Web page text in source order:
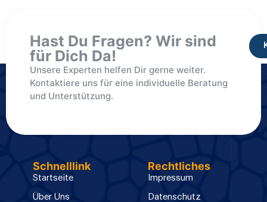
Hast Du Fragen? Wir sind
für Dich Da!
Unsere Experten helfen Dir gerne weiter.
Kontaktiere uns für eine individuelle Beratung
und Unterstützung.
Schnelllink
Startseite
Über Uns
Rechtliches
Impressum
Datenschutz